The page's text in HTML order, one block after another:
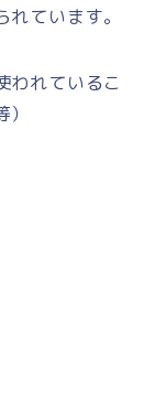
ています。
われているこ